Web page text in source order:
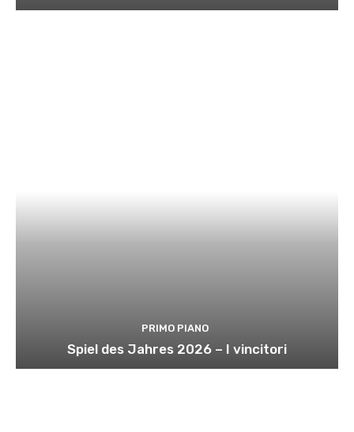
PRIMO PIANO
Spiel des Jahres 2026 – I vincitori